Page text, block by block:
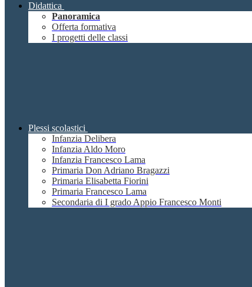
Didattica
Panoramica
Offerta formativa
I progetti delle classi
Plessi scolastici
Infanzia Delibera
Infanzia Aldo Moro
Infanzia Francesco Lama
Primaria Don Adriano Bragazzi
Primaria Elisabetta Fiorini
Primaria Francesco Lama
Secondaria di I grado Appio Francesco Monti